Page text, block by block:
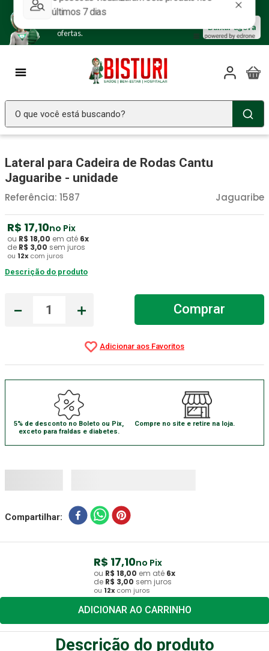
ofertas.
Baixar agora
O que você está buscando?
Lateral para Cadeira de Rodas Cantu
Jaguaribe - unidade
Jaguaribe
Referência: 1587
R$ 17,10no Pix
ou R$ 18,00 em até 6x
de R$ 3,00 sem juros
ou 12x com juros
Descrição do produto
＋
－ Comprar
5% de desconto no Boleto ou Pix,
exceto para fraldas e diabetes.
Compre no site e retire na loja.
Compartilhar
R$ 17,10no Pix
ou R$ 18,00 em até 6x
de R$ 3,00 sem juros
ou 12x com juros
ADICIONAR AO CARRINHO
Descrição do produto
1º Seringa Insulina
2º Fralda Geriatrica
3 º Littmann
4º Luva Latex
5 º Absorvente Geriatrico
º Estetoscopio Littmann
Gaze Esteril
Cadeira Banho